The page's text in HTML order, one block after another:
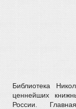
Библиотека
ценнейших
России.